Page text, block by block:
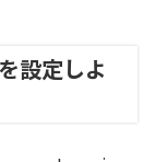
設定しよ